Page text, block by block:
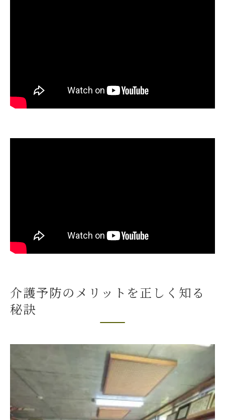
応援歌で家族を元気にするいぜなひさお氏
介護予防の考え方と自立生活を両立させる
実際の介護予防取り組み事例に学ぶ成功の
り入れる工夫が重要
厚生労働省が伝える介護予防のポイントを
解説
家族で取り組む介護予防の効果的な方法
家族で実践できる介護予防の取り組み事例
介護予防のメリットを正しく知る
秘訣